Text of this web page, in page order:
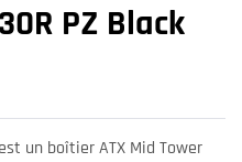
PZ Black
est un boîtier ATX Mid Tower